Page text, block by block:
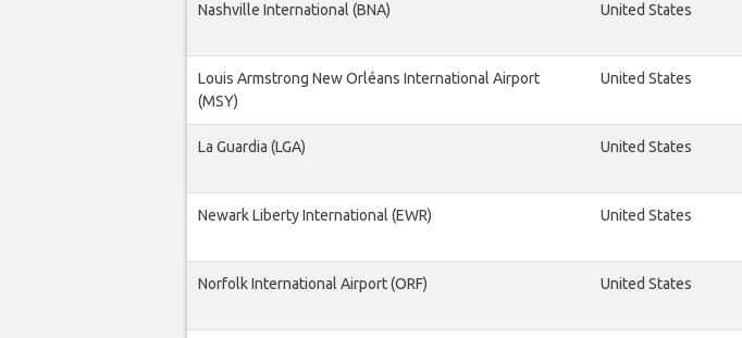
Nashville International (BNA) United States
Louis Armstrong New Orléans International Airport
(MSY)
United States
La Guardia (LGA) United States
Newark Liberty International (EWR) United States
Norfolk International Airport (ORF) United States